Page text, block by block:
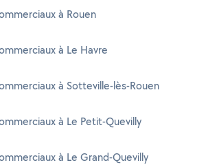
à Rouen
à Le Havre
à Sotteville-lès-Rouen
à Le Petit-Quevilly
à Le Grand-Quevilly